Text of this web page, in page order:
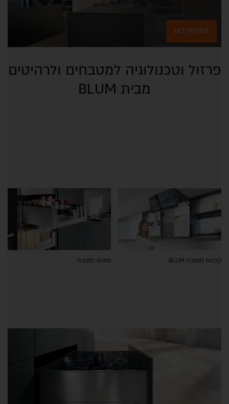
התחילו כאן
פרזול וטכנולוגיה למטבחים ולרהיטים
מבית BLUM
קלפות למטבח BLUM מזווים למטבח